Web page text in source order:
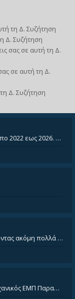
τη Δ. Συζήτηση
Δ. Συζήτηση
σας σε αυτή τη Δ.
σε αυτή τη Δ.
Δ. Συζήτηση
θεματα περιβαλλοντκης μηχανικης απο 2022 εως 2026. Δεν ειναι μεσα του Σεπτεμβιου του 2025. Αν τα εχει καποιος ας τα ανε
Έχοντας φτάσει πια 8ο έτος , χρωστώντας ακόμη πολλά και χωρίς καμία όρεξη ούτε να διαβάσω μόνος μου ούτε να παρακολουθήσ
Υποψήφιος Διδάκτορας, Χημικός Μηχανικός ΕΜΠ Παραδίδω ιδιαίτερα μαθήματα μέσης και ανώτατης εκπαίδευσης σε θετικές και τε